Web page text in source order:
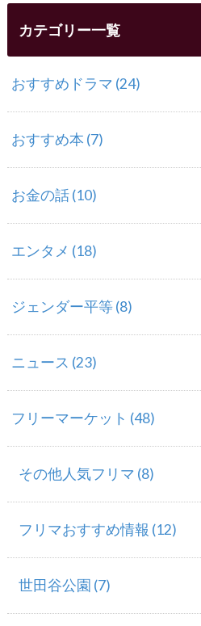
カテゴリー一覧
おすすめドラマ (24)
おすすめ本 (7)
お金の話(10)
エンタメ (18)
ジェンダー平等(8)
ニュース (23)
フリーマーケット (48)
その他人気フリマ (8)
フリマおすすめ情報 (12)
世田谷公園 (7)